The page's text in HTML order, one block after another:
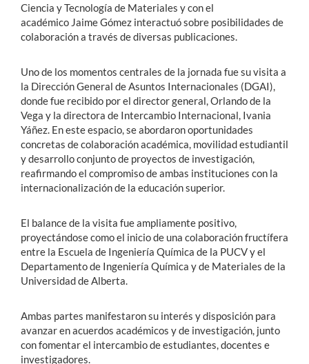
Ciencia y Tecnología de Materiales y con el
académico Jaime Gómez interactuó sobre posibilidades de
colaboración a través de diversas publicaciones.
Uno de los momentos centrales de la jornada fue su visita a
la Dirección General de Asuntos Internacionales (DGAI),
donde fue recibido por el director general, Orlando de la
Vega y la directora de Intercambio Internacional, Ivania
Yáñez. En este espacio, se abordaron oportunidades
concretas de colaboración académica, movilidad estudiantil
y desarrollo conjunto de proyectos de investigación,
reafirmando el compromiso de ambas instituciones con la
internacionalización de la educación superior.
El balance de la visita fue ampliamente positivo,
proyectándose como el inicio de una colaboración fructífera
entre la Escuela de Ingeniería Química de la PUCV y el
Departamento de Ingeniería Química y de Materiales de la
Universidad de Alberta.
Ambas partes manifestaron su interés y disposición para
avanzar en acuerdos académicos y de investigación, junto
con fomentar el intercambio de estudiantes, docentes e
investigadores.